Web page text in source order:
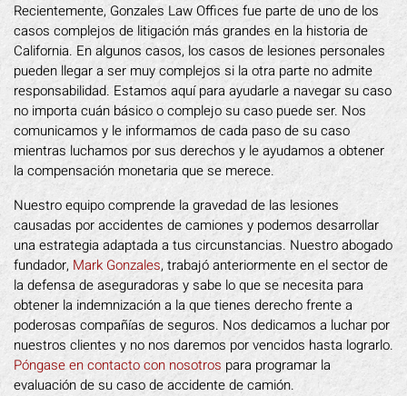
Recientemente, Gonzales Law Offices fue parte de uno de los
casos complejos de litigación más grandes en la historia de
California. En algunos casos, los casos de lesiones personales
pueden llegar a ser muy complejos si la otra parte no admite
responsabilidad. Estamos aquí para ayudarle a navegar su caso
no importa cuán básico o complejo su caso puede ser. Nos
comunicamos y le informamos de cada paso de su caso
mientras luchamos por sus derechos y le ayudamos a obtener
la compensación monetaria que se merece.
Nuestro equipo comprende la gravedad de las lesiones
causadas por accidentes de camiones y podemos desarrollar
una estrategia adaptada a tus circunstancias. Nuestro abogado
fundador, Mark Gonzales, trabajó anteriormente en el sector de
la defensa de aseguradoras y sabe lo que se necesita para
obtener la indemnización a la que tienes derecho frente a
poderosas compañías de seguros. Nos dedicamos a luchar por
nuestros clientes y no nos daremos por vencidos hasta lograrlo.
Póngase en contacto con nosotros para programar la
evaluación de su caso de accidente de camión.